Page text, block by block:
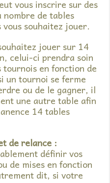
vous inscrire sur des
de tables
souhaitez jouer.
jouer sur 14
celui-ci prendra soin
en fonction de
un tournoi se ferme
ou de le gagner, il
une autre table afin
14 tables
de relance :
définir vos
de mises en fonction
dit, si votre